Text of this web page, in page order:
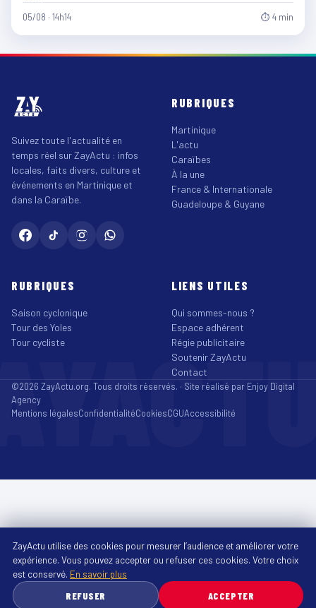
05/08 · 14h14 ⏱ 4 min
Suivez toute l'actualité en
temps réel sur ZayActu : infos
locales, faits divers, culture et
événements en Martinique et
dans la Caraïbe.
RUBRIQUES
Martinique
L'actu
Caraïbes
À la une
France & Internationale
Guadeloupe & Guyane
RUBRIQUES
Saison cyclonique
Tour des Yoles
Tour cycliste
LIENS UTILES
Qui sommes-nous ?
Espace adhérent
Régie publicitaire
Soutenir ZayActu
Contact
©2026 ZayActu.org. Tous droits réservés. · Site réalisé par Enjoy Digital
Agency
Mentions légalesConfidentialitéCookiesCGUAccessibilité
ZayActu utilise des cookies pour mesurer l’audience et améliorer votre
expérience. Vous pouvez accepter ou refuser ces cookies. Votre choix
est conservé. En savoir plus
REFUSER
ACCEPTER